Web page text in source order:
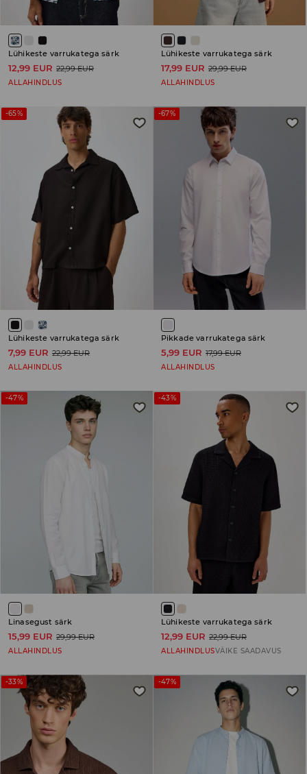
Lühikeste varrukatega särk
12,99 EUR 22,99 EUR
ALLAHINDLUS
Lühikeste varrukatega särk
17,99 EUR 29,99 EUR
ALLAHINDLUS
-65%
Lühikeste varrukatega särk
7,99 EUR 22,99 EUR
ALLAHINDLUS
-67%
Pikkade varrukatega särk
5,99 EUR 17,99 EUR
ALLAHINDLUS
-47%
Linasegust särk
15,99 EUR 29,99 EUR
ALLAHINDLUS
-43%
Lühikeste varrukatega särk
12,99 EUR 22,99 EUR
ALLAHINDLUSVÄIKE SAADAVUS
-33% -47%